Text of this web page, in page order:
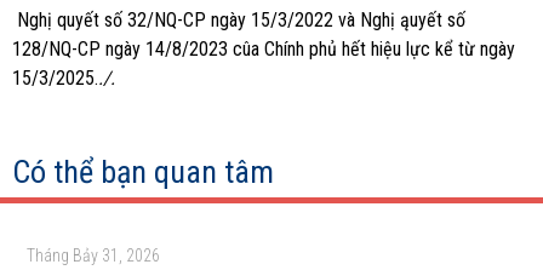
Nghị quyết số 32/NQ-CP ngày 15/3/2022 và Nghị ąuyết số
128/NQ-CP ngày 14/8/2023 cûa Chính phủ hết hiệu lực kể từ ngày
15/3/2025../.
Có thể bạn quan tâm
Tháng Bảy 31, 2026